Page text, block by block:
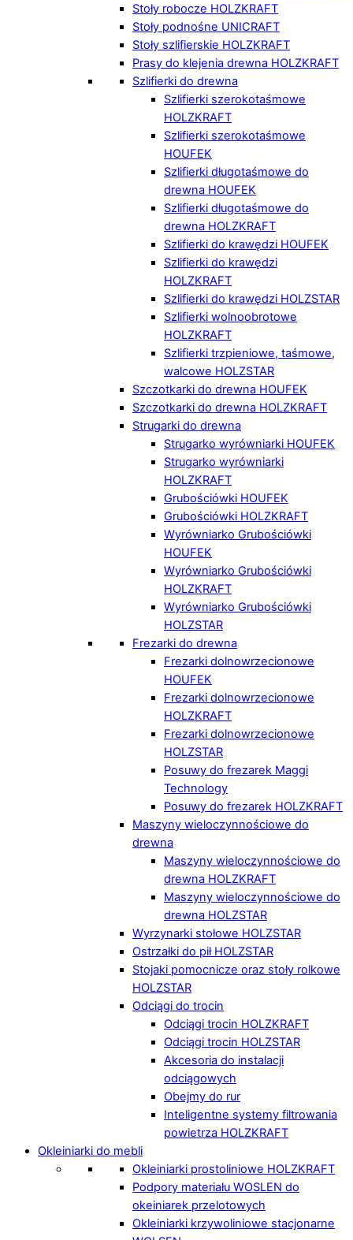
Stoły robocze HOLZKRAFT
Stoły podnośne UNICRAFT
Stoły szlifierskie HOLZKRAFT
Prasy do klejenia drewna HOLZKRAFT
Szlifierki do drewna
Szlifierki szerokotaśmowe
HOLZKRAFT
Szlifierki szerokotaśmowe
HOUFEK
Szlifierki długotaśmowe do
drewna HOUFEK
Szlifierki długotaśmowe do
drewna HOLZKRAFT
Szlifierki do krawędzi HOUFEK
Szlifierki do krawędzi
HOLZKRAFT
Szlifierki do krawędzi HOLZSTAR
Szlifierki wolnoobrotowe
HOLZKRAFT
Szlifierki trzpieniowe, taśmowe,
walcowe HOLZSTAR
Szczotkarki do drewna HOUFEK
Szczotkarki do drewna HOLZKRAFT
Strugarki do drewna
Strugarko wyrówniarki HOUFEK
Strugarko wyrówniarki
HOLZKRAFT
Grubościówki HOUFEK
Grubościówki HOLZKRAFT
Wyrówniarko Grubościówki
HOUFEK
Wyrówniarko Grubościówki
HOLZKRAFT
Wyrówniarko Grubościówki
HOLZSTAR
Frezarki do drewna
Frezarki dolnowrzecionowe
HOUFEK
Frezarki dolnowrzecionowe
HOLZKRAFT
Frezarki dolnowrzecionowe
HOLZSTAR
Posuwy do frezarek Maggi
Technology
Posuwy do frezarek HOLZKRAFT
Maszyny wieloczynnościowe do
drewna
Maszyny wieloczynnościowe do
drewna HOLZKRAFT
Maszyny wieloczynnościowe do
drewna HOLZSTAR
Wyrzynarki stołowe HOLZSTAR
Ostrzałki do pił HOLZSTAR
Stojaki pomocnicze oraz stoły rolkowe
HOLZSTAR
Odciągi do trocin
Odciągi trocin HOLZKRAFT
Odciągi trocin HOLZSTAR
Akcesoria do instalacji
odciągowych
Obejmy do rur
Inteligentne systemy filtrowania
powietrza HOLZKRAFT
Okleiniarki do mebli
Okleiniarki prostoliniowe HOLZKRAFT
Podpory materiału WOSLEN do
okeiniarek przelotowych
Okleiniarki krzywoliniowe stacjonarne